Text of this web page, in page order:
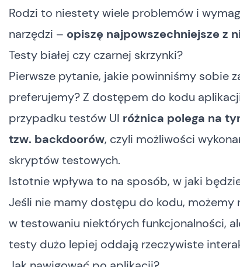
Rodzi to niestety wiele problemów i
narzędzi – opiszę najpowszechniejsze z
Testy białej czy czarnej skrzynki?
Pierwsze pytanie, jakie powinniśmy sobie
preferujemy? Z dostępem do kodu
przypadku testów UI różnica polega na
tzw. backdoorów, czyli możliwości
skryptów testowych.
Istotnie wpływa to na sposób, w jaki
Jeśli nie mamy dostępu do kodu,
w testowaniu niektórych funkcjonalności,
testy dużo lepiej oddają rzeczywiste